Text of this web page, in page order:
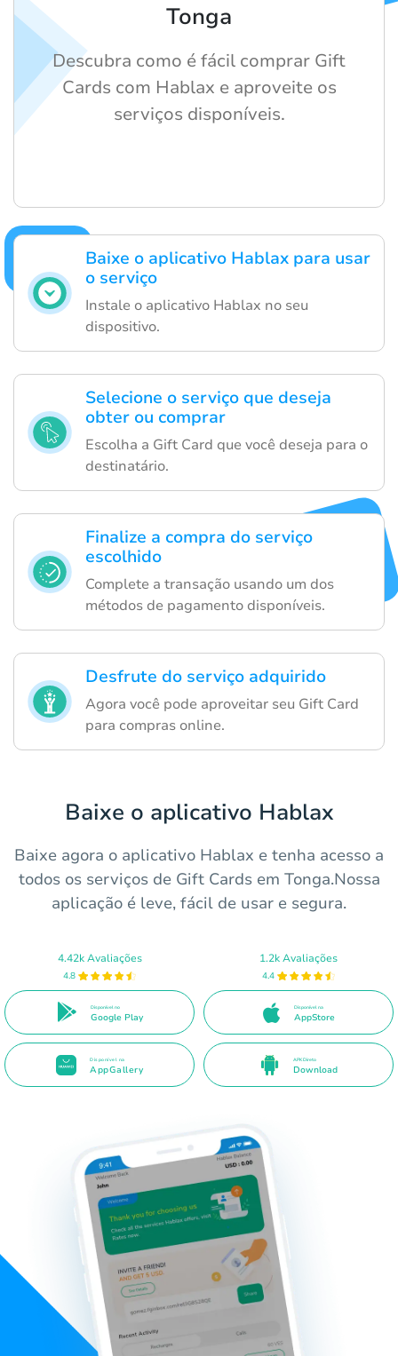
Baixe o aplicativo Hablax para usar
o serviço
Instale o aplicativo Hablax no seu
dispositivo.
Selecione o serviço que deseja
obter ou comprar
Escolha a Gift Card que você deseja para o
destinatário.
Finalize a compra do serviço
escolhido
Complete a transação usando um dos
métodos de pagamento disponíveis.
Desfrute do serviço adquirido
Agora você pode aproveitar seu Gift Card
para compras online.
Tonga
Descubra como é fácil comprar Gift
Cards com Hablax e aproveite os
serviços disponíveis.
Baixe o aplicativo Hablax
Baixe agora o aplicativo Hablax e tenha acesso a
todos os serviços de Gift Cards em Tonga.Nossa
aplicação é leve, fácil de usar e segura.
4.42k Avaliações
4.8
Disponível no
Google Play
1.2k Avaliações
4.4
Disponível na
AppStore
Disponível na
AppGallery
APK Direto
Download